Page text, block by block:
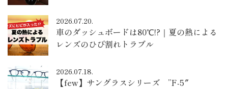
2026.07.20.
車のダッシュボードは80℃!?｜夏の熱による
レンズのひび割れトラブル
2026.07.18.
【few】サングラスシリーズ ”F-5″